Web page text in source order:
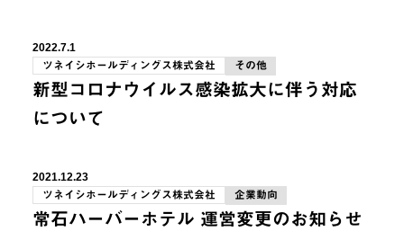
2022.7.1
ツネイシホールディングス株式会社
その他
新型コロナウイルス感染拡大に伴う対応
について
2021.12.23
ツネイシホールディングス株式会社
企業動向
常石ハーバーホテル 運営変更のお知らせ